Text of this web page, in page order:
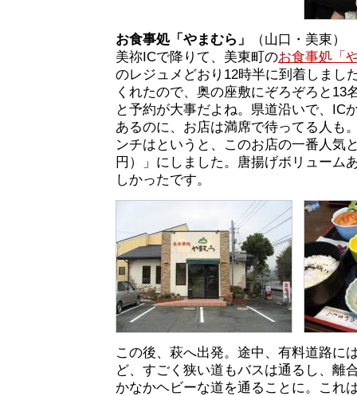
お食事処「やまむら」
（山口・美東）
美祢ICで降りて、美東町のお食事処「
のレジュメどおり12時半に到着しまし
くれたので、奥の座敷にぞろぞろと13
と予約が大事だよね。県道沿いで、IC
あるのに、お店は満席で待ってる人も
ンチはというと、このお店の一番人気
円）」にしました。唐揚げボリューム
しかったです。
この後、萩へ出発。途中、有料道路に
ど、すごく狭い道もバスは通るし、離
かなかヘビーな道を通ることに。これ